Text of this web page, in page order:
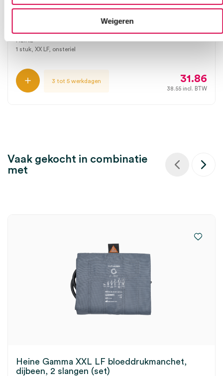
Weigeren
HEINE
1 stuk, XX LF, onsteriel
3 tot 5 werkdagen 31.86
38.55 incl. BTW
Vaak gekocht in combinatie
met
Heine Gamma XXL LF bloeddrukmanchet,
dijbeen, 2 slangen (set)